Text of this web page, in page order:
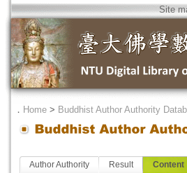
Site
． Home > Buddhist Author Authority
Author Authority Result Content